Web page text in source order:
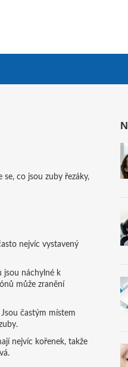
co jsou zuby řezáky,
nejvíc vystavený
jsou náchylné k
může zranění
častým místem
nejvíc kořenek, takže